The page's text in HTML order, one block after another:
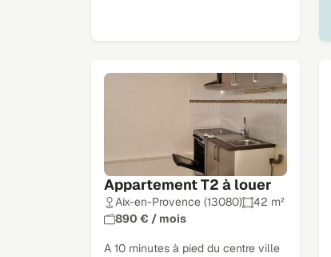
Appartement T2 à louer
Aix-en-Provence (13080)
42 m²
890 € / mois
A 10 minutes à pied du centre ville